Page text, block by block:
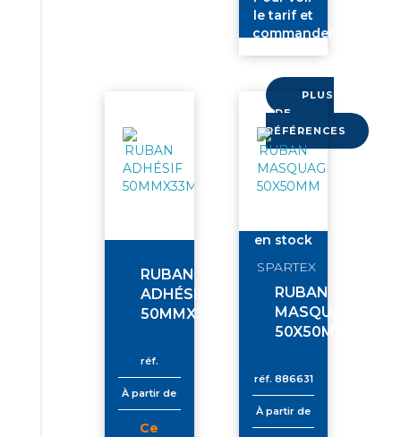
le tarif et
commander
PLUS
DE
RÉFÉRENCES
RUBAN
ADHÉSIF
50MMX33MM
réf.
À partir de
Ce
en stock
SPARTEX
RUBAN
MASQUAGE
50X50MM
réf. 886631
À partir de